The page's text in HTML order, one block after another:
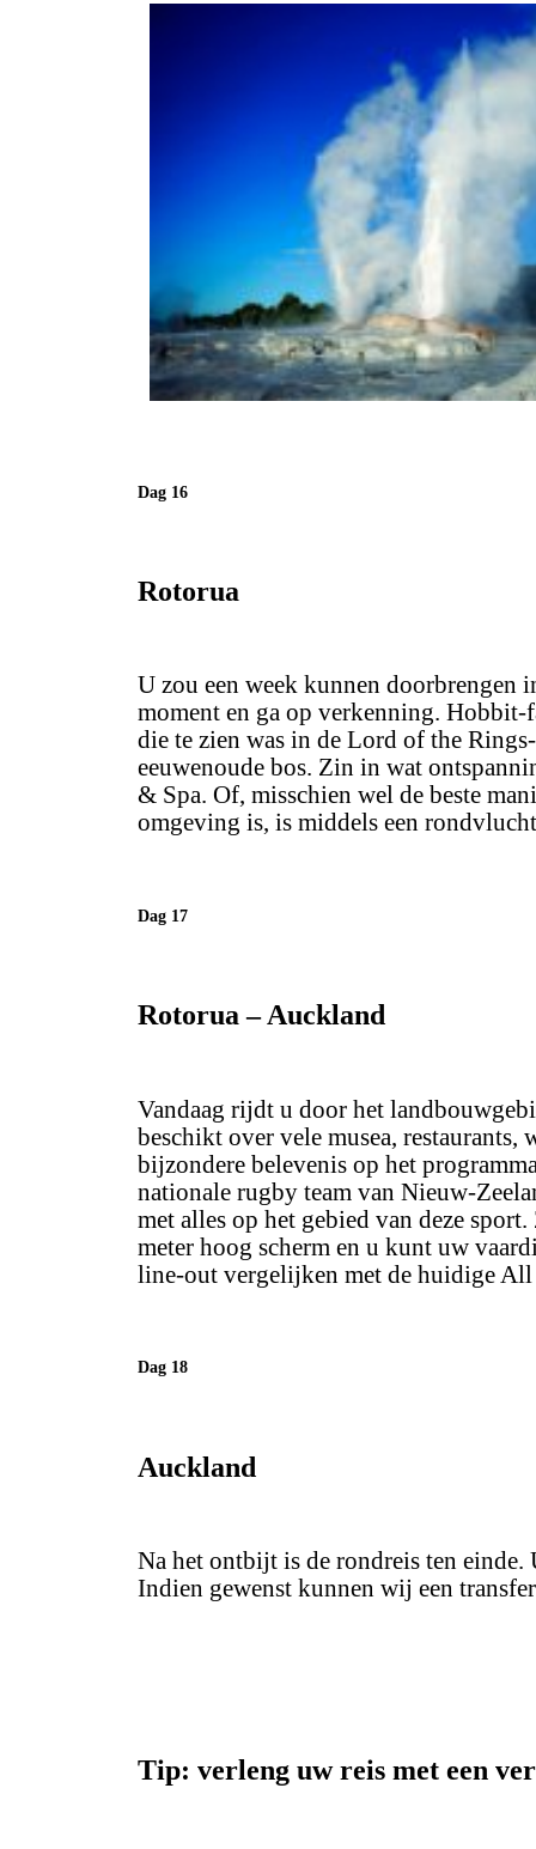
Dag 16
Rotorua
U zou een week kunnen doorbrengen
moment en ga op verkenning.
die te zien was in de Lord of the
eeuwenoude bos. Zin in wat
& Spa. Of, misschien wel de beste
omgeving is, is middels een
Dag 17
Rotorua – Auckland
Vandaag rijdt u door het
beschikt over vele musea,
bijzondere belevenis op het
nationale rugby team van Nieuw-
met alles op het gebied van deze
meter hoog scherm en u kunt uw
line-out vergelijken met de huidige
Dag 18
Auckland
Na het ontbijt is de rondreis ten einde.
Indien gewenst kunnen wij een
Tip: verleng uw reis met een